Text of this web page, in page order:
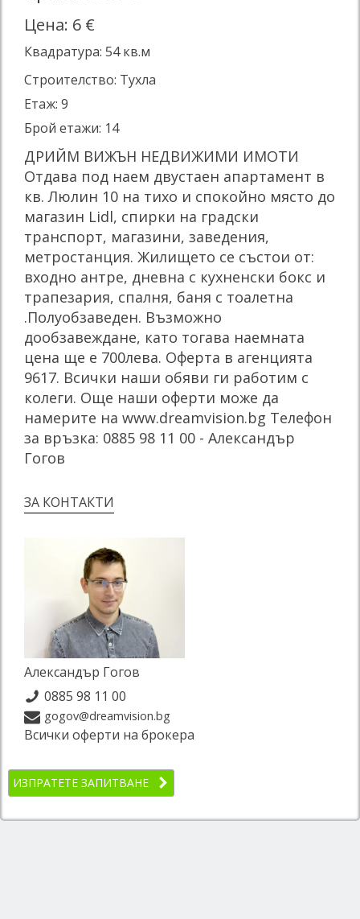
Цена: 6 €
Квадратура: 54кв.м
Строителство: Тухла
Етаж: 9
Брой етажи: 14
ДРИЙМ ВИЖЪН НЕДВИЖИМИ ИМОТИ
Отдава под наем двустаен апартамент в
кв. Люлин 10 на тихо и спокойно място до
магазин Lidl, спирки на градски
транспорт, магазини, заведения,
метростанция. Жилището се състои от:
входно антре, дневна с кухненски бокс и
трапезария, спалня, баня с тоалетна
.Полуобзаведен. Възможно
дообзавеждане, като тогава наемната
цена ще е 700лева. Оферта в агенцията
9617. Всички наши обяви ги работим с
колеги. Още наши оферти може да
намерите на www.dreamvision.bg Телефон
за връзка: 0885 98 11 00 - Александър
Гогов
ЗА КОНТАКТИ
Александър Гогов
0885 98 11 00
gogov@dreamvision.bg
Всички оферти на брокера
ИЗПРАТЕТЕ ЗАПИТВАНЕ